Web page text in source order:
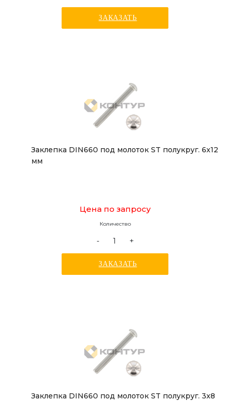
ЗАКАЗАТЬ
Заклепка DIN660 под молоток ST полукруг. 6x12
мм
Цена по запросу
Количество
- +
ЗАКАЗАТЬ
Заклепка DIN660 под молоток ST полукруг. 3x8